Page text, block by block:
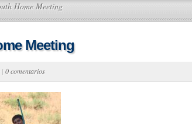
Home Meeting
Meeting
| 0 comentarios